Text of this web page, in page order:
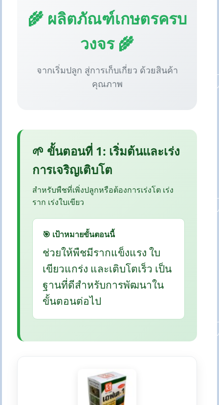
🌾 ผลิตภัณฑ์เกษตรครบ
วงจร 🌾
จากเริ่มปลูก สู่การเก็บเกี่ยว ด้วยสินค้า
คุณภาพ
🌱 ขั้นตอนที่ 1: เริ่มต้นและเร่ง
การเจริญเติบโต
สำหรับพืชที่เพิ่งปลูกหรือต้องการเร่งโต เร่ง
ราก เร่งใบเขียว
🎯 เป้าหมายขั้นตอนนี้
ช่วยให้พืชมีรากแข็งแรง ใบ
เขียวแกร่ง และเติบโตเร็ว เป็น
ฐานที่ดีสำหรับการพัฒนาใน
ขั้นตอนต่อไป